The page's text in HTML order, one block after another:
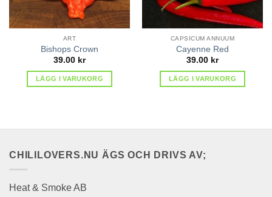
ART
Bishops Crown
39.00 kr
LÄGG I VARUKORG
CAPSICUM ANNUUM
Cayenne Red
39.00 kr
LÄGG I VARUKORG
CHILILOVERS.NU ÄGS OCH DRIVS AV;
Heat & Smoke AB